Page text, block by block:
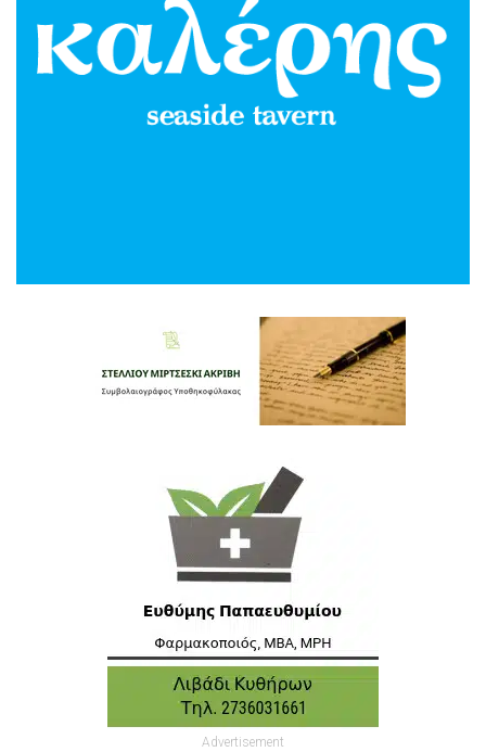
Advertisement